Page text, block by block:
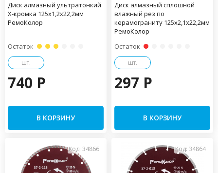
Диск алмазный ультратонкий
Х-кромка 125х1,2х22,2мм
РемоКолор
Остаток
шт.
740 P
В КОРЗИНУ
Диск алмазный сплошной
влажный рез по
керамограниту 125х2,1х22,2мм
РемоКолор
Остаток
шт.
297 P
В КОРЗИНУ
Код: 34866 Код: 34864